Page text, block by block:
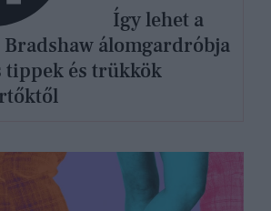
Így lehet a
álomgardróbja
tippek és trükkök